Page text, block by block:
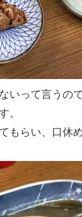
いって言うの
。
もらい、口休